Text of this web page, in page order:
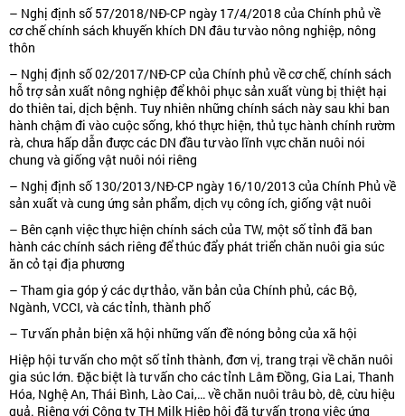
– Nghị định số 57/2018/NĐ-CP ngày 17/4/2018 của Chính phủ về
cơ chế chính sách khuyến khích DN đâu tư vào nông nghiệp, nông
thôn
– Nghị định số 02/2017/NĐ-CP của Chính phủ về cơ chế, chính sách
hỗ trợ sản xuất nông nghiệp để khôi phục sản xuất vùng bị thiệt hại
do thiên tai, dịch bệnh. Tuy nhiên những chính sách này sau khi ban
hành chậm đi vào cuộc sống, khó thực hiện, thủ tục hành chính rườm
rà, chưa hấp dẫn được các DN đầu tư vào lĩnh vực chăn nuôi nói
chung và giống vật nuôi nói riêng
– Nghị định số 130/2013/NĐ-CP ngày 16/10/2013 của Chính Phủ về
sản xuất và cung ứng sản phẩm, dịch vụ công ích, giống vật nuôi
– Bên cạnh việc thực hiện chính sách của TW, một số tỉnh đã ban
hành các chính sách riêng để thúc đẩy phát triển chăn nuôi gia súc
ăn cỏ tại địa phương
– Tham gia góp ý các dự thảo, văn bản của Chính phủ, các Bộ,
Ngành, VCCI, và các tỉnh, thành phố
– Tư vấn phản biện xã hội những vấn đề nóng bỏng của xã hội
Hiệp hội tư vấn cho một số tỉnh thành, đơn vị, trang trại về chăn nuôi
gia súc lớn. Đặc biệt là tư vấn cho các tỉnh Lâm Đồng, Gia Lai, Thanh
Hóa, Nghệ An, Thái Bình, Lào Cai,… về chăn nuôi trâu bò, dê, cừu hiệu
quả. Riêng với Công ty TH Milk Hiệp hội đã tư vấn trong việc ứng